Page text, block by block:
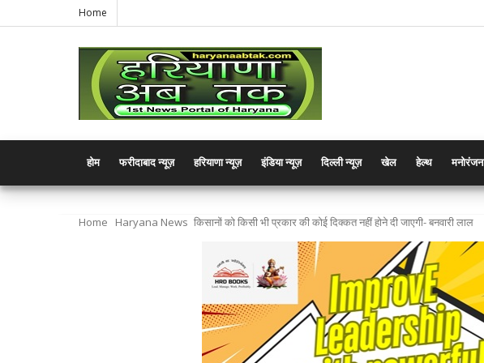
Home
होम फरीदाबाद न्यूज़ हरियाणा न्यूज़ इंडिया न्यूज़ दिल्ली न्यूज़ खेल हेल्थ मनोरंजन
Home Haryana News किसानों को किसी भी प्रकार की कोई दिक्कत नहीं होने दी जाएगी- बनवारी लाल